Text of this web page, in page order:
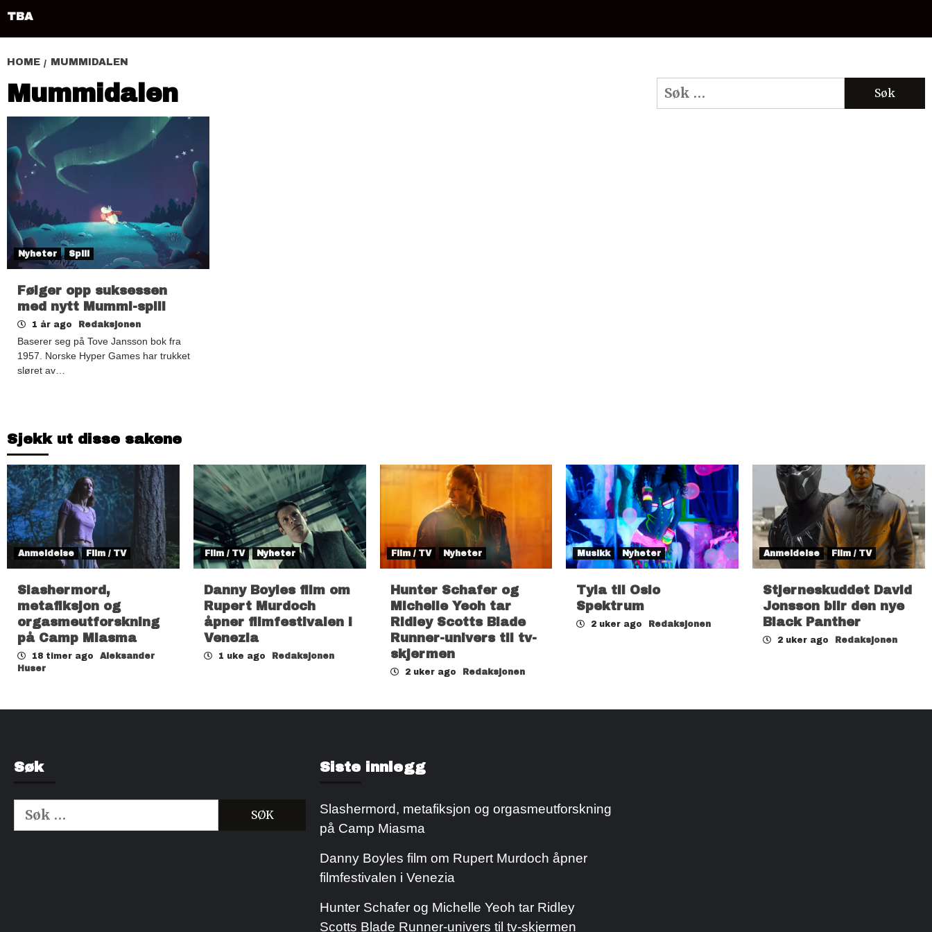
TBA
HOME MUMMIDALEN
Mummidalen
Nyheter Spill
Følger opp suksessen
med nytt Mummi-spill
1 år ago Redaksjonen
Baserer seg på Tove Jansson bok fra
1957. Norske Hyper Games har trukket
sløret av…
Søk
etter:
Sjekk ut disse sakene
Anmeldelse Film / TV
Slashermord,
metafiksjon og
orgasmeutforskning
på Camp Miasma
18 timer ago
Aleksander
Huser
Film / TV Nyheter
Danny Boyles film om
Rupert Murdoch
åpner filmfestivalen i
Venezia
1 uke ago Redaksjonen
Film / TV Nyheter
Hunter Schafer og
Michelle Yeoh tar
Ridley Scotts Blade
Runner-univers til tv-
skjermen
2 uker ago Redaksjonen
Musikk Nyheter
Tyla til Oslo
Spektrum
2 uker ago Redaksjonen
Anmeldelse Film / TV
Stjerneskuddet David
Jonsson blir den nye
Black Panther
2 uker ago Redaksjonen
Søk
Søk
etter:
Siste innlegg
Slashermord, metafiksjon og orgasmeutforskning
på Camp Miasma
Danny Boyles film om Rupert Murdoch åpner
filmfestivalen i Venezia
Hunter Schafer og Michelle Yeoh tar Ridley
Scotts Blade Runner-univers til tv-skjermen